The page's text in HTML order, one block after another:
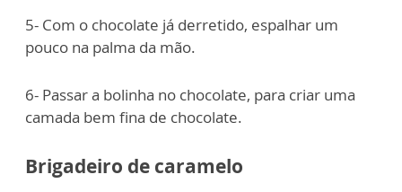
5- Com o chocolate já derretido, espalhar um
pouco na palma da mão.
6- Passar a bolinha no chocolate, para criar uma
camada bem fina de chocolate.
Brigadeiro de caramelo